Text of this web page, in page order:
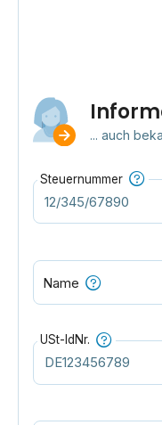
... auch
Steuernummer
Name
USt-IdNr.